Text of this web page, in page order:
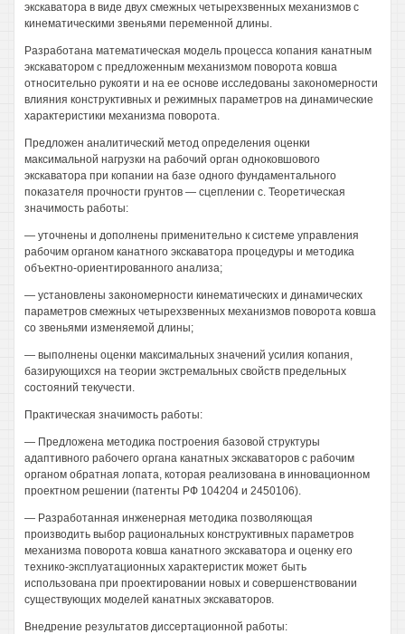
экскаватора в виде двух смежных четырехзвенных механизмов с
кинематическими звеньями переменной длины.
Разработана математическая модель процесса копания канатным
экскаватором с предложенным механизмом поворота ковша
относительно рукояти и на ее основе исследованы закономерности
влияния конструктивных и режимных параметров на динамические
характеристики механизма поворота.
Предложен аналитический метод определения оценки
максимальной нагрузки на рабочий орган одноковшового
экскаватора при копании на базе одного фундаментального
показателя прочности грунтов — сцеплении с. Теоретическая
значимость работы:
— уточнены и дополнены применительно к системе управления
рабочим органом канатного экскаватора процедуры и методика
объектно-ориентированного анализа;
— установлены закономерности кинематических и динамических
параметров смежных четырехзвенных механизмов поворота ковша
со звеньями изменяемой длины;
— выполнены оценки максимальных значений усилия копания,
базирующихся на теории экстремальных свойств предельных
состояний текучести.
Практическая значимость работы:
— Предложена методика построения базовой структуры
адаптивного рабочего органа канатных экскаваторов с рабочим
органом обратная лопата, которая реализована в инновационном
проектном решении (патенты РФ 104204 и 2450106).
— Разработанная инженерная методика позволяющая
производить выбор рациональных конструктивных параметров
механизма поворота ковша канатного экскаватора и оценку его
технико-эксплуатационных характеристик может быть
использована при проектировании новых и совершенствовании
существующих моделей канатных экскаваторов.
Внедрение результатов диссертационной работы: